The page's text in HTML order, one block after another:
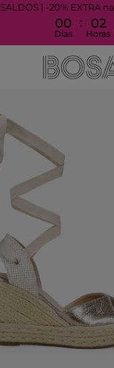
SALDOS | -20% EXTRA
00
Dias
: 02
Horas